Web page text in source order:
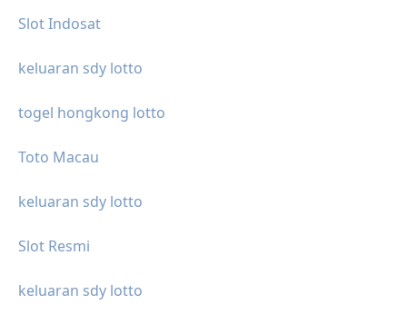
Slot Indosat
keluaran sdy lotto
togel hongkong lotto
Toto Macau
keluaran sdy lotto
Slot Resmi
keluaran sdy lotto